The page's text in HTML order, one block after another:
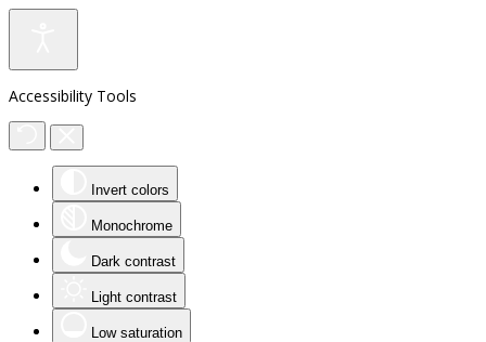
Accessibility Tools
Invert colors
Monochrome
Dark contrast
Light contrast
Low saturation